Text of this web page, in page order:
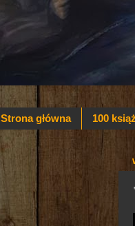
Strona główna 100